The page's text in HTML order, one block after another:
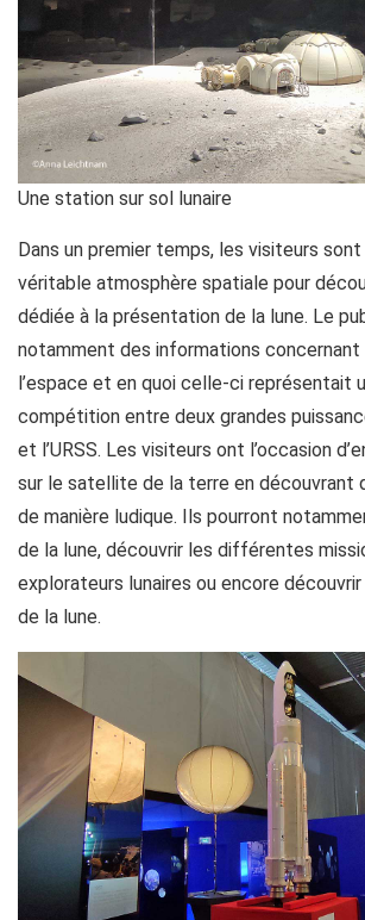
Une station sur sol lunaire
Dans un premier temps, les visiteurs
véritable atmosphère spatiale pour
dédiée à la présentation de la lune. Le
notamment des informations
l’espace et en quoi celle-ci représentait
compétition entre deux grandes
et l’URSS. Les visiteurs ont l’occasion
sur le satellite de la terre en découvrant
de manière ludique. Ils pourront
de la lune, découvrir les différentes
explorateurs lunaires ou encore
de la lune.